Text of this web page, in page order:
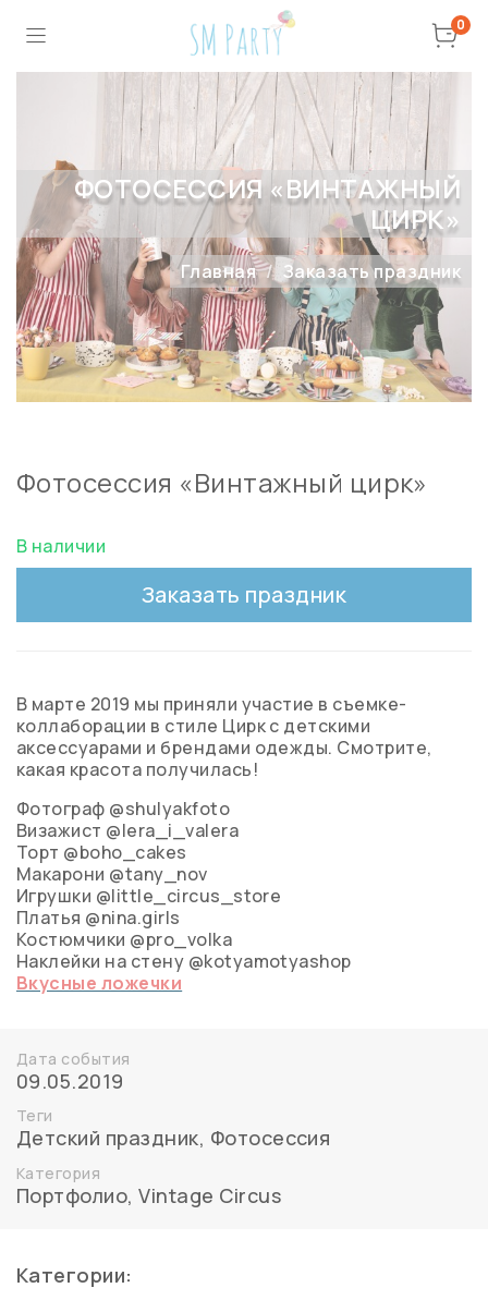
0
ФОТОСЕССИЯ «ВИНТАЖНЫЙ
ЦИРК»
Главная Заказать праздник
Фотосессия «Винтажный цирк»
В наличии
Заказать праздник
В марте 2019 мы приняли участие в съемке-
коллаборации в стиле Цирк с детскими
аксессуарами и брендами одежды. Смотрите,
какая красота получилась!
Фотограф @shulyakfoto
Визажист @lera_i_valera
Торт @boho_cakes
Макарони @tany_nov
Игрушки @little_circus_store
Платья @nina.girls
Костюмчики @pro_volka
Наклейки на стену @kotyamotyashop
Вкусные ложечки
Дата события
09.05.2019
Теги
Детский праздник, Фотосессия
Категория
Портфолио,Vintage Circus
Категории: